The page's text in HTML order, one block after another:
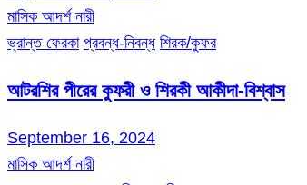
মাসিক আদর্শ নারী
ভ্রান্ত ফেরকা প্রবন্ধ-নিবন্ধ শিরক/কুফর
আটরশির পীরের কুফরী ও শিরকী আকীদা-বিশ্বাস
September 16, 2024
মাসিক আদর্শ নারী